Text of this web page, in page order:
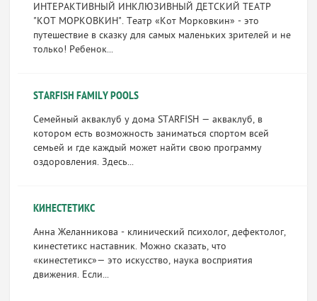
ИНТЕРАКТИВНЫЙ ИНКЛЮЗИВНЫЙ ДЕТСКИЙ ТЕАТР
"КОТ МОРКОВКИН". Театр «Кот Морковкин» - это
путешествие в сказку для самых маленьких зрителей и не
только! Ребенок...
STARFISH FAMILY POOLS
Семейный акваклуб у дома STARFISH — акваклуб, в
котором есть возможность заниматься спортом всей
семьей и где каждый мо­жет найти свою программу
оздоровления. Здесь...
КИНЕСТЕТИКС
Анна Желанникова - клинический психолог, дефектолог,
кинестетикс наставник. Можно сказать, что
«кинестетикс»— это искусство, наука восприятия
движения. Если...